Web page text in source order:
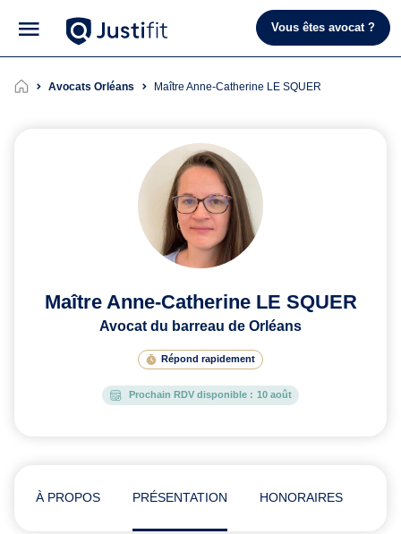
Vous êtes avocat ?
Avocats Orléans Maître Anne-Catherine LE SQUER
Maître Anne-Catherine LE SQUER
Avocat du barreau de Orléans
Répond rapidement
Prochain RDV disponible : 10 août
À PROPOS PRÉSENTATION HONORAIRES